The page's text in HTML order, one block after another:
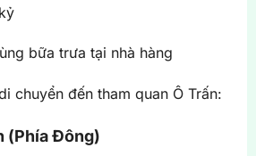
bữa trưa tại nhà hàng
chuyển đến tham quan Ô Trấn:
(Phía Đông)